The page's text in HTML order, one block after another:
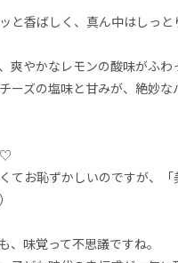
と香ばしく、真ん中はしっ
爽やかなレモンの酸味がふわ
ーズの塩味と甘みが、絶妙な
♡
てお恥ずかしいのですが、
、味覚って不思議ですね。